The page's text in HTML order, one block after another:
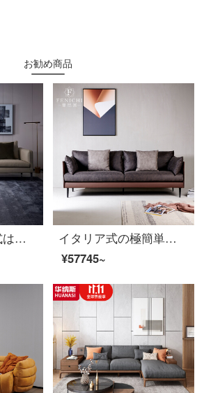
お勧め商品
フェニその意味式は極簡単で、全皮の三人の部屋タイプは2.2メートルの牛の皮のソファリビングルームの軽い贅沢な家具茶色の四人です。2600×1000×730 mmです。
イタリア式の極簡単な砂の皮の芸術のソファーの柔らかい茶褐色の3人の位の北欧のins風の小さい家型のアイデアの客間の家具のイタリア式はきわめて簡単な4人です。
¥57745~